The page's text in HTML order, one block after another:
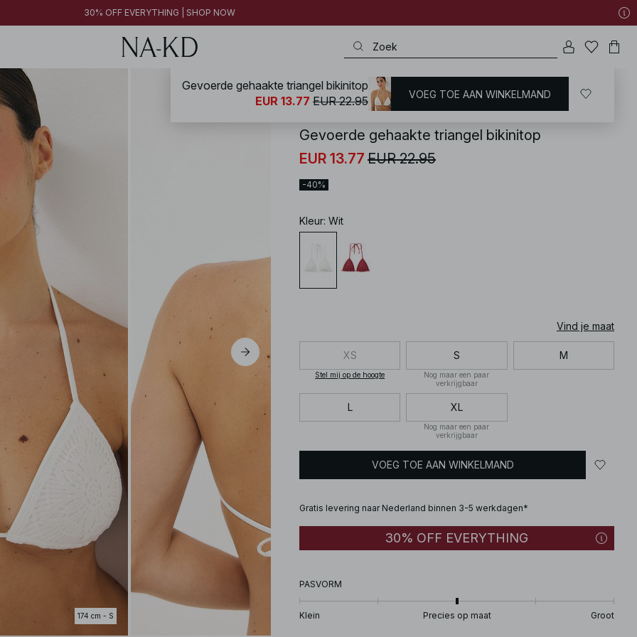
30% OFF EVERYTHING | SHOP NOW
174 cm - S
NA-KD / Zwemkleding Bikini's / Bikinitops / Triangel Bikini's
Gevoerde gehaakte triangel bikinitop
EUR 13.77 EUR 22.95
-40%
Kleur: Wit
Vind je maat
XS
Stel mij op de hoogte
S
Nog maar een paar
verkrijgbaar
M
L XL
Nog maar een paar
verkrijgbaar
VOEG TOE AAN WINKELMAND
Gratis levering naar Nederland binnen 3-5 werkdagen*
30% OFF EVERYTHING
PASVORM
Klein Precies op maat Groot
Gevoerde gehaakte triangel bikinitop
EUR 13.77 EUR 22.95 VOEG TOE AAN WINKELMAND